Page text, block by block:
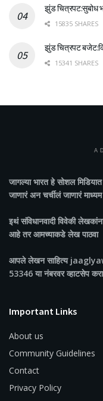
झुंड चित्रपट:सुबोध
15835 SHARES
झुंड चित्रपट
15341 SHARES
जागल्या भारतहे सोशल
जाणारं अन चर्चीलं जाणारं
इथं संविधानवादी विवेकी
आहे तर आमच्याकडे लेख पाठवा
आपले लेखन साहित्य
53346 या नंबरवर व्हाटसेप करा
Important Links
About us
Community Guidelines
Contact
Privacy Policy